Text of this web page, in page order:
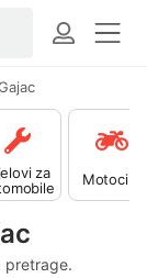
pretrage.
za
Motocikli